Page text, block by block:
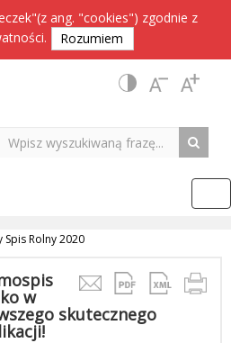
ang. "cookies") zgodnie z
. Rozumiem
Spis Rolny 2020
w
skutecznego